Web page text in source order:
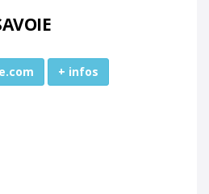
+ infos